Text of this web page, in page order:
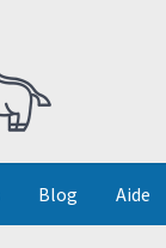
Blog Aide